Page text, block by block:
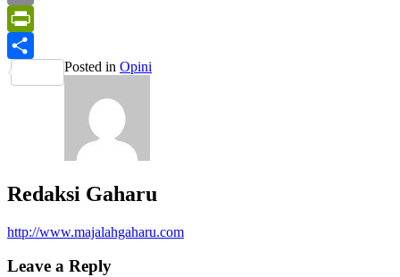
Print
PrintFriendly
Share
Posted in Opini
Redaksi Gaharu
http://www.majalahgaharu.com
Leave a Reply